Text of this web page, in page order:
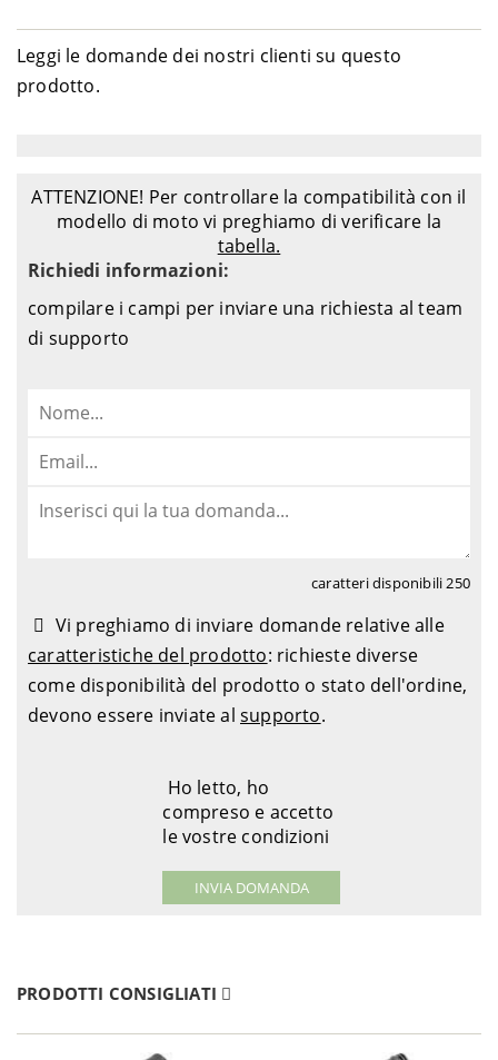
Leggi le domande dei nostri clienti su questo
prodotto.
ATTENZIONE! Per controllare la compatibilità con il
modello di moto vi preghiamo di verificare la
tabella.
Richiedi informazioni:
compilare i campi per inviare una richiesta al team
di supporto
caratteri disponibili250
Vi preghiamo di inviare domande relative alle
caratteristiche del prodotto: richieste diverse
come disponibilità del prodotto o stato dell'ordine,
devono essere inviate al supporto.
Ho letto, ho
compreso e accetto
le vostre condizioni
PRODOTTI CONSIGLIATI